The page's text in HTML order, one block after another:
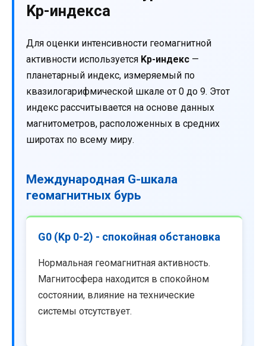
Kp-индекса
Для оценки интенсивности геомагнитной
активности используется Kp-индекс —
планетарный индекс, измеряемый по
квазилогарифмической шкале от 0 до 9. Этот
индекс рассчитывается на основе данных
магнитометров, расположенных в средних
широтах по всему миру.
Международная G-шкала
геомагнитных бурь
G0 (Kp 0-2) - спокойная обстановка
Нормальная геомагнитная активность.
Магнитосфера находится в спокойном
состоянии, влияние на технические
системы отсутствует.